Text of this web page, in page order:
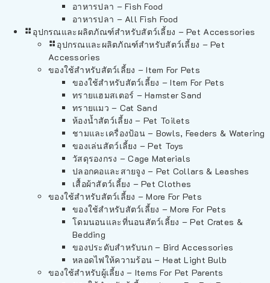
อาหารปลา – Fish Food
อาหารปลา – All Fish Food
อุปกรณและผลิตภัณฑ์สำหรับสัตว์เลี้ยง – Pet Accessories
อุปกรณและผลิตภัณฑ์สำหรับสัตว์เลี้ยง – Pet
Accessories
ของใช้สำหรับสัตว์เลี้ยง – Item For Pets
ของใช้สำหรับสัตว์เลี้ยง – Item For Pets
ทรายแฮมสเตอร์ – Hamster Sand
ทรายแมว – Cat Sand
ห้องน้ำสัตว์เลี้ยง – Pet Toilets
ชามและเครื่องป้อน – Bowls, Feeders & Watering
ของเล่นสัตว์เลี้ยง – Pet Toys
วัสดุรองกรง – Cage Materials
ปลอกคอและสายจูง – Pet Collars & Leashes
เสื้อผ้าสัตว์เลี้ยง – Pet Clothes
ของใช้สำหรับสัตว์เลี้ยง – More For Pets
ของใช้สำหรับสัตว์เลี้ยง – More For Pets
โดมนอนและที่นอนสัตว์เลี้ยง – Pet Crates &
Bedding
ของประดับสำหรับนก – Bird Accessories
หลอดไฟให้ความร้อน – Heat Light Bulb
ของใช้สำหรับผู้เลี้ยง – Items For Pet Parents